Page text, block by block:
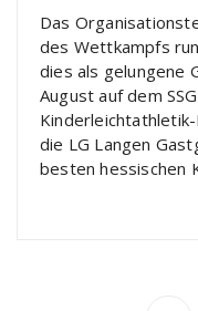
Das
des Wettkampfs
dies als gelungene
August auf dem
die LG Langen
besten hessischen